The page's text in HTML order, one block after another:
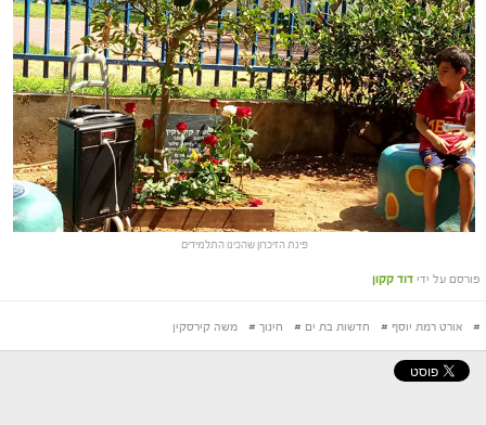
פינת הזיכרון שהכינו התלמידים
פורסם על ידי דוד קקון
# אורט רמת יוסף # חדשות בת ים # חינוך # משה קירסקין